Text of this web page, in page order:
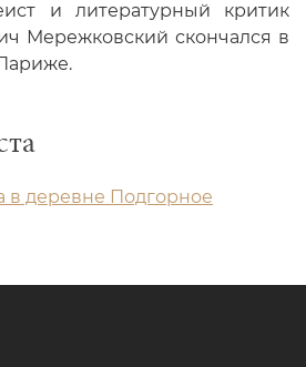
и литературный критик
Мережковский скончался в
деревне Подгорное